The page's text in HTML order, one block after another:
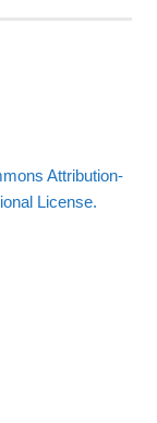
Attribution-
License.